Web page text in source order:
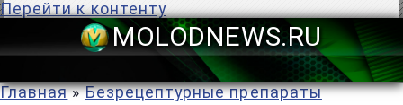
Перейти к контенту
Главная » Безрецептурные препараты